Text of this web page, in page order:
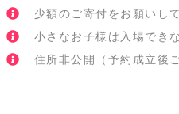
少額のご寄付をお願いし
小さなお子様は入場でき
住所非公開（予約成立後